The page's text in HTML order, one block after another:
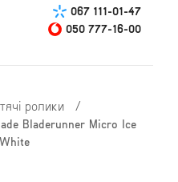
067 111-01-47
050 777-16-00
ролики /
Bladerunner Micro Ice